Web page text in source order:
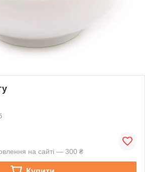
на сайті — 300 ₴